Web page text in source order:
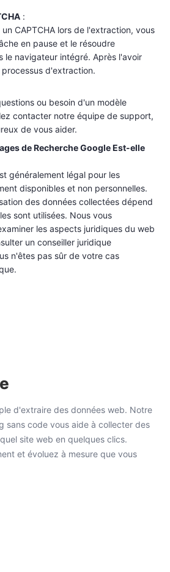
:
CAPTCHA lors de l'extraction, vous
en pause et le résoudre
le navigateur intégré. Après l'avoir
d'extraction.
ou besoin d'un modèle
contacter notre équipe de support,
de vous aider.
de Recherche Google Est-elle
généralement légal pour les
disponibles et non personnelles.
des données collectées dépend
sont utilisées. Nous vous
les aspects juridiques du web
un conseiller juridique
n'êtes pas sûr de votre cas
d'extraire des données web. Notre
sans code vous aide à collecter des
site web en quelques clics.
et évoluez à mesure que vous